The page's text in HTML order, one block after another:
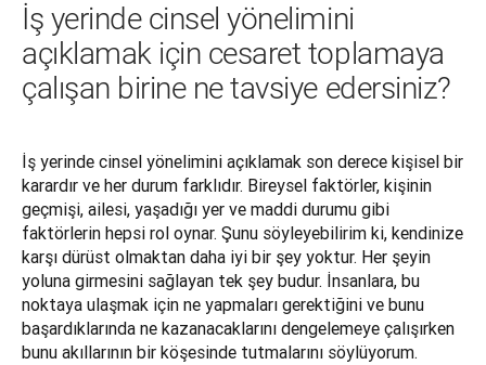
İş yerinde cinsel yönelimini
açıklamak için cesaret toplamaya
çalışan birine ne tavsiye edersiniz?
İş yerinde cinsel yönelimini açıklamak son derece kişisel bir
karardır ve her durum farklıdır. Bireysel faktörler, kişinin
geçmişi, ailesi, yaşadığı yer ve maddi durumu gibi
faktörlerin hepsi rol oynar. Şunu söyleyebilirim ki, kendinize
karşı dürüst olmaktan daha iyi bir şey yoktur. Her şeyin
yoluna girmesini sağlayan tek şey budur. İnsanlara, bu
noktaya ulaşmak için ne yapmaları gerektiğini ve bunu
başardıklarında ne kazanacaklarını dengelemeye çalışırken
bunu akıllarının bir köşesinde tutmalarını söylüyorum.